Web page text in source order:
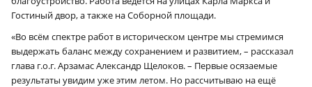
Гостиный двор, а также на Соборной площади.
«Во всём спектре работ в историческом центре мы стремимся
выдержать баланс между сохранением и развитием, – рассказал
глава г.о.г. Арзамас Александр Щелоков. – Первые осязаемые
результаты увидим уже этим летом. Но рассчитываю на ещё